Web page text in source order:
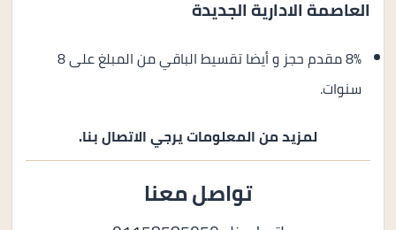
العاصمة الادارية الجديدة
8% مقدم حجز و أيضا تقسيط الباقي من المبلغ على 8
سنوات.
لمزيد من المعلومات يرجي الاتصال بنا.
تواصل معنا